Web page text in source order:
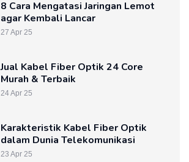
8 Cara Mengatasi Jaringan Lemot
agar Kembali Lancar
27 Apr 25
Jual Kabel Fiber Optik 24 Core
Murah & Terbaik
24 Apr 25
Karakteristik Kabel Fiber Optik
dalam Dunia Telekomunikasi
23 Apr 25